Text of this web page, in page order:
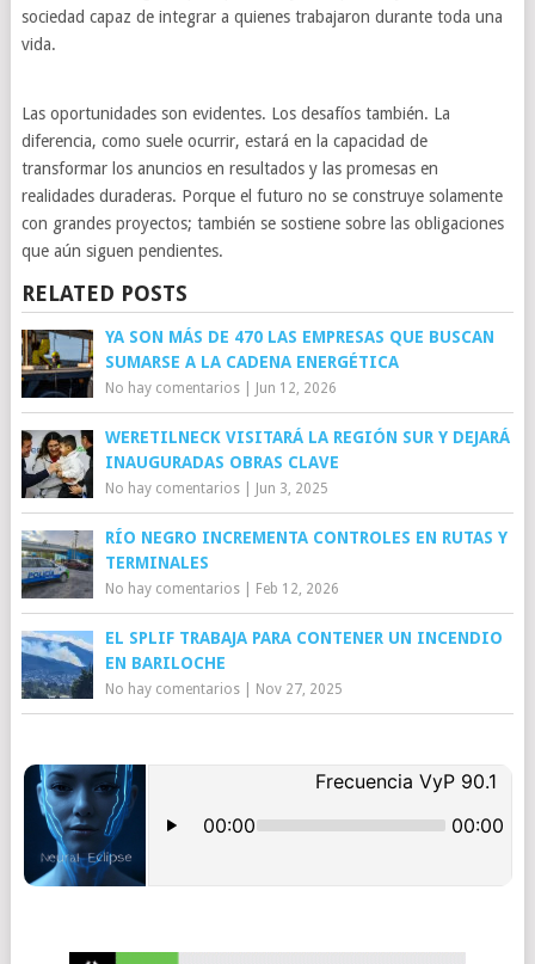
sociedad capaz de integrar a quienes trabajaron durante toda una
vida.
Las oportunidades son evidentes. Los desafíos también. La
diferencia, como suele ocurrir, estará en la capacidad de
transformar los anuncios en resultados y las promesas en
realidades duraderas. Porque el futuro no se construye solamente
con grandes proyectos; también se sostiene sobre las obligaciones
que aún siguen pendientes.
RELATED POSTS
YA SON MÁS DE 470 LAS EMPRESAS QUE BUSCAN
SUMARSE A LA CADENA ENERGÉTICA
No hay comentarios| Jun 12, 2026
WERETILNECK VISITARÁ LA REGIÓN SUR Y DEJARÁ
INAUGURADAS OBRAS CLAVE
No hay comentarios| Jun 3, 2025
RÍO NEGRO INCREMENTA CONTROLES EN RUTAS Y
TERMINALES
No hay comentarios| Feb 12, 2026
EL SPLIF TRABAJA PARA CONTENER UN INCENDIO
EN BARILOCHE
No hay comentarios| Nov 27, 2025